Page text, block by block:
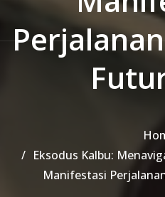
Eksodus Kalbu:
Manifestasi